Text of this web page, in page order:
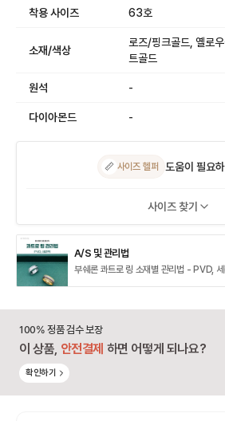
착용 사이즈 63호
소재/색상
로즈/핑크골드, 옐로
트골드
원석 -
다이아몬드 -
📏 사이즈 헬퍼 도움이 필요
사이즈 찾기
A/S 및 관리법
부쉐론 콰트로 링 소재별 관리법 - PVD,
100% 정품 검수 보장
이 상품, 안전결제 하면 어떻게 되나요?
확인하기